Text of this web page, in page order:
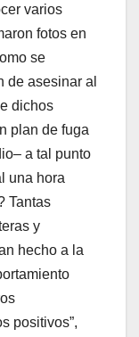
varios
fotos en
se
de asesinar al
dichos
plan de fuga
a tal punto
una hora
Tantas
y
hecho a la
positivos”,